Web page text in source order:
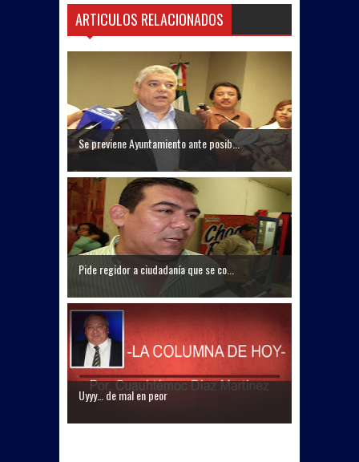
ARTICULOS RELACIONADOS
Se previene Ayuntamiento ante posib...
Pide regidor a ciudadanía que se co...
Uyyy… de mal en peor